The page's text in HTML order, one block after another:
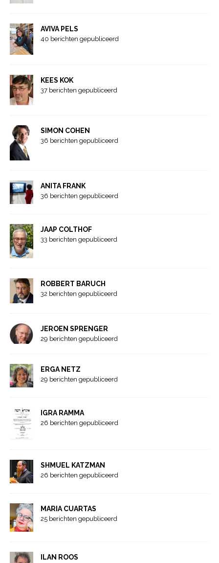
AVIVA PELS
40 berichten gepubliceerd
KEES KOK
37 berichten gepubliceerd
SIMON COHEN
36 berichten gepubliceerd
ANITA FRANK
36 berichten gepubliceerd
JAAP COLTHOF
33 berichten gepubliceerd
ROBBERT BARUCH
32 berichten gepubliceerd
JEROEN SPRENGER
29 berichten gepubliceerd
ERGA NETZ
29 berichten gepubliceerd
IGRA RAMMA
26 berichten gepubliceerd
SHMUEL KATZMAN
26 berichten gepubliceerd
MARIA CUARTAS
25 berichten gepubliceerd
ILAN ROOS